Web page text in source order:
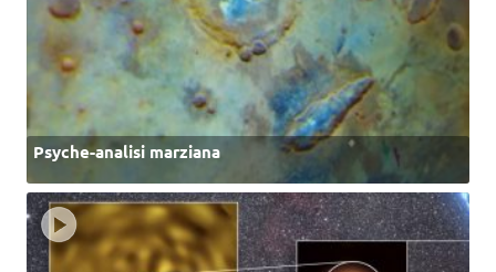
Psyche-analisi marziana